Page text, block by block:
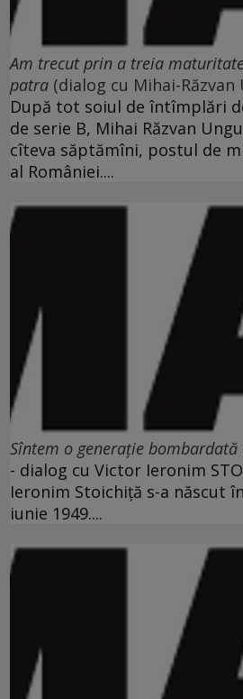
Am trecut prin a treia
patra (dialog cu Mihai-Răzvan
După tot soiul de întîmplări
de serie B, Mihai Răzvan
cîteva săptămîni, postul de
al României....
Sîntem o generaţie
- dialog cu Victor Ieronim
Ieronim Stoichiţă s-a născut
iunie 1949....